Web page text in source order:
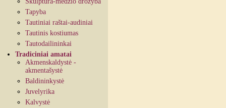
Tapyba
Tautiniai raštai-audiniai
Tautinis kostiumas
Tautodailininkai
Tradiciniai amatai
Akmenskaldystė -
akmentašystė
Baldininkystė
Juvelyrika
Kalvystė